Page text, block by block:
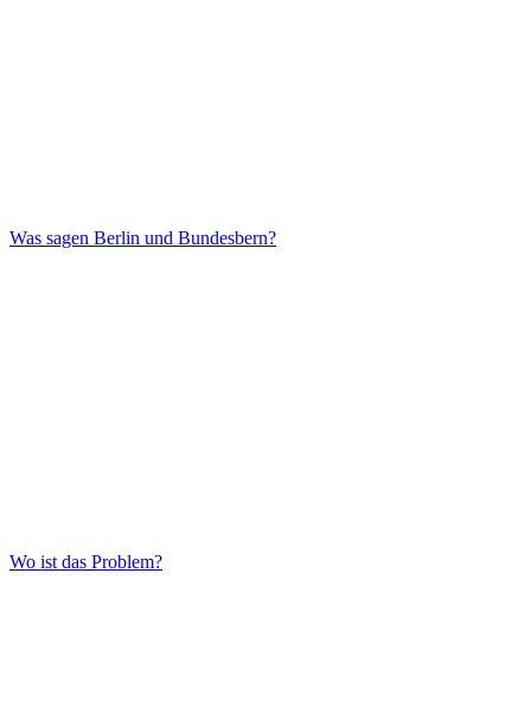
Was sagen Berlin und Bundesbern?
Wo ist das Problem?